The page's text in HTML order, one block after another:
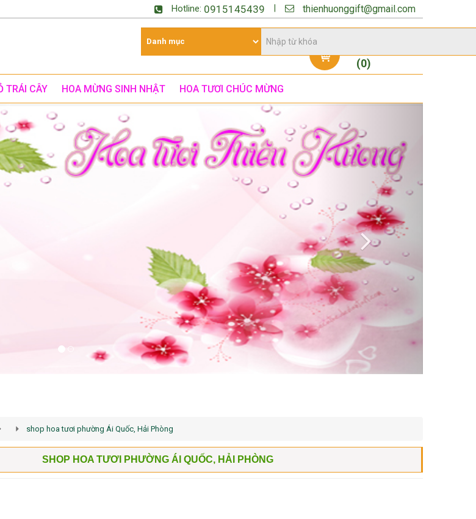
Hotline: 0915145439 thienhuonggift@gmail.com
(0)
TRÁI CÂY HOA MỪNG SINH NHẬT HOA TƯƠI CHÚC MỪNG
shop hoa tươi phường Ái Quốc, Hải Phòng
SHOP HOA TƯƠI PHƯỜNG ÁI QUỐC, HẢI PHÒNG